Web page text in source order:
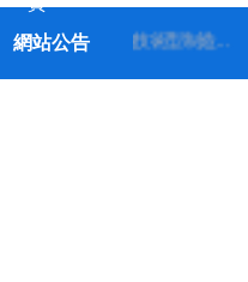
網站公告